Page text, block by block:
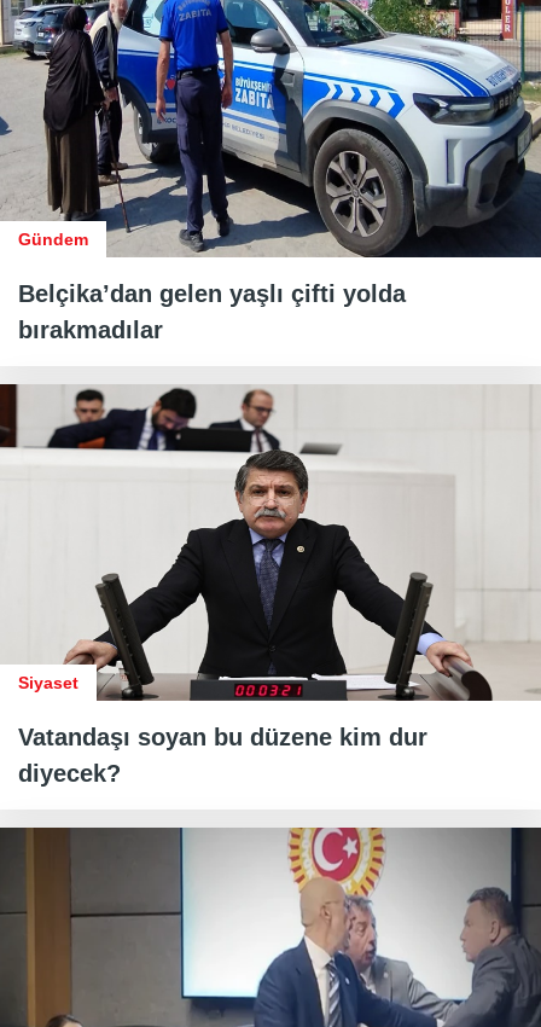
Gündem
Belçika’dan gelen yaşlı çifti yolda
bırakmadılar
Siyaset
Vatandaşı soyan bu düzene kim dur
diyecek?